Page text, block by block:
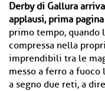
Derby di Gallura
applausi, prima
primo tempo, quando
compressa nella
imprendibili tra le
messo a ferro a fuoco
a segno due reti, a